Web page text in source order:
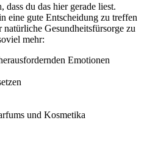
du das hier gerade liest.
eine gute Entscheidung zu treffen
natürliche Gesundheitsfürsorge zu
mehr:
Emotionen
und Kosmetika